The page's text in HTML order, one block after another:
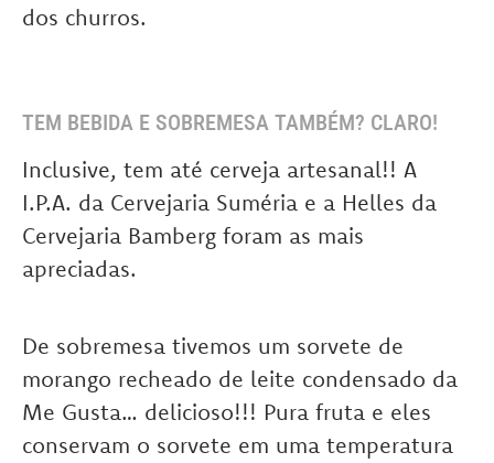
dos churros.
TEM BEBIDA E SOBREMESA TAMBÉM? CLARO!
Inclusive, tem até cerveja artesanal!! A
I.P.A. da Cervejaria Suméria e a Helles da
Cervejaria Bamberg foram as mais
apreciadas.
De sobremesa tivemos um sorvete de
morango recheado de leite condensado da
Me Gusta… delicioso!!! Pura fruta e eles
conservam o sorvete em uma temperatura